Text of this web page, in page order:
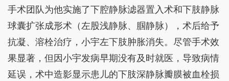
手术团队为他实施了下腔静脉滤器置入术和下肢静脉
球囊扩张成形术（左股浅静脉、腘静脉），术后给予
抗凝、溶栓治疗，小宇左下肢肿胀消失。尽管手术效
果显著，但因小宇发病早期没有及时就医，导致病情
延误，术中造影显示患儿的下肢深静脉瓣膜被血栓损